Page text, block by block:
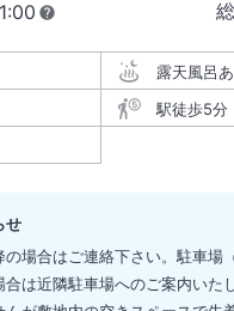
ェックアウト
露天風呂
駅徒歩5分
せ
場合はご連絡下さい。駐車場
は近隣駐車場へのご案内いた